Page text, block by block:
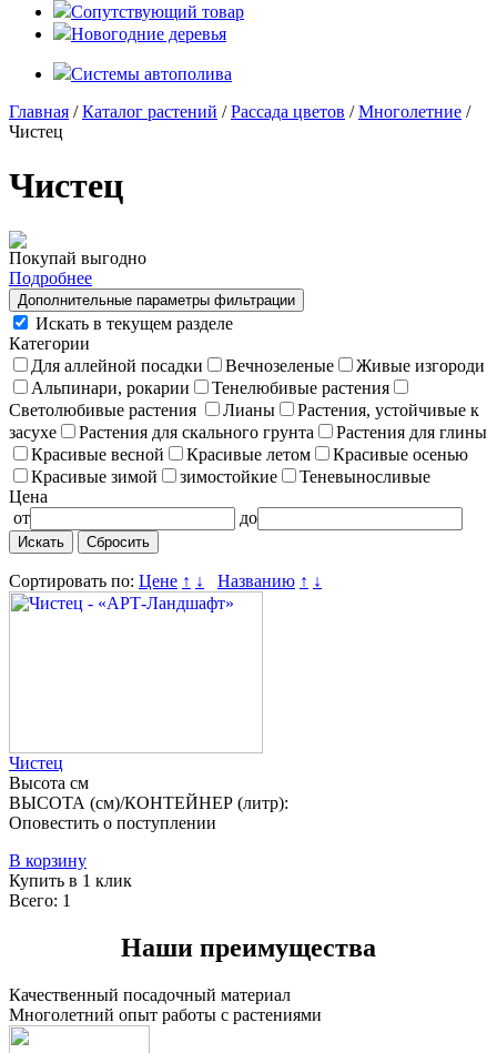
Сопутствующий товар
Новогодние деревья
Системы автополива
Главная /Каталог растений /Рассада цветов /Многолетние /
Чистец
Чистец
Покупай выгодно
Подробнее
Дополнительные параметры фильтрации
Искать в текущем разделе
Категории
Для аллейной посадки
Вечнозеленые
Живые изгороди
Альпинари, рокарии
Тенелюбивые растения
Светолюбивые растения
Лианы
Растения, устойчивые к
засухе
Растения для скального грунта
Растения для глины
Красивые весной
Красивые летом
Красивые осенью
Красивые зимой
зимостойкие
Теневыносливые
Цена
от
до
Сбросить
Сортировать по: Цене ↑ ↓ Названию ↑ ↓
Чистец
Высота см
ВЫСОТА (см)/КОНТЕЙНЕР (литр):
Оповестить о поступлении
В корзину
Купить в 1 клик
Всего: 1
Наши преимущества
Качественный посадочный материал
Многолетний опыт работы с растениями